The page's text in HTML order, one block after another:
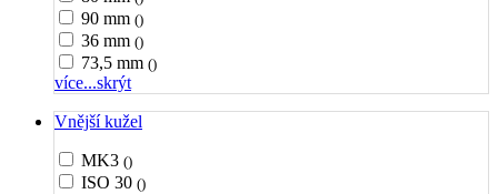
90 mm ()
36 mm ()
73,5 mm ()
více...skrýt
Vnější kužel
MK3 ()
ISO 30 ()